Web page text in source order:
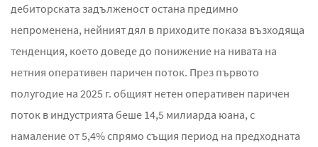
дебиторската задълженост остана предимно
непроменена, нейният дял в приходите показа възходяща
тенденция, което доведе до понижение на нивата на
нетния оперативен паричен поток. През първото
полугодие на 2025 г. общият нетен оперативен паричен
поток в индустрията беше 14,5 милиарда юана, с
намаление от 5,4% спрямо същия период на предходната